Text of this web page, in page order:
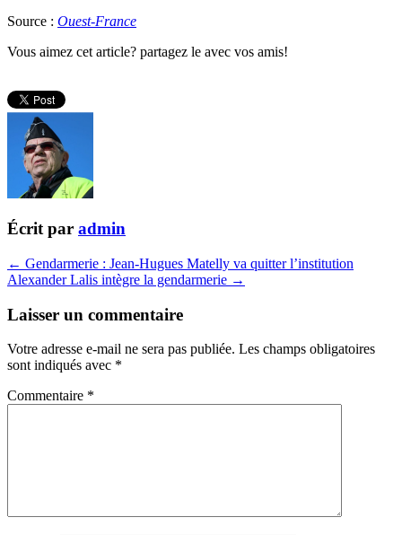
Source : Ouest-France
Vous aimez cet article? partagez le avec vos amis!
Écrit par admin
← Gendarmerie : Jean-Hugues Matelly va quitter l’institution
Alexander Lalis intègre la gendarmerie →
Laisser un commentaire
Votre adresse e-mail ne sera pas publiée. Les champs obligatoires
sont indiqués avec *
Commentaire *